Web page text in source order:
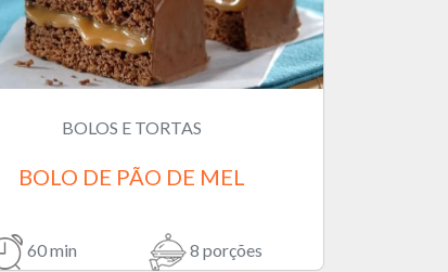
BOLOS E TORTAS
BOLO DE PÃO DE MEL
60 min 8 porções